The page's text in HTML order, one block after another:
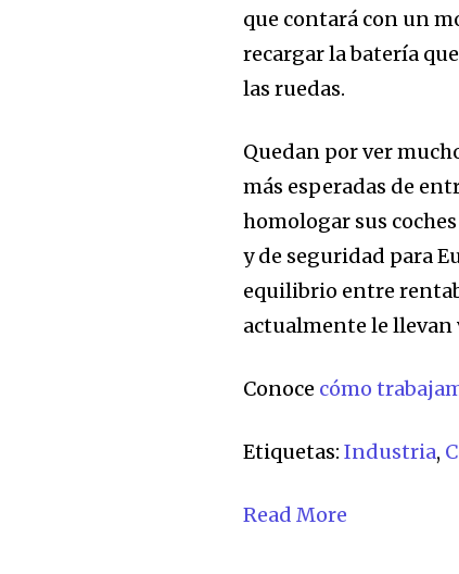
que contará con un
recargar la batería
las ruedas.
Quedan por ver
más esperadas de
homologar sus
y de seguridad para
equilibrio entre
actualmente le llevan
Conoce cómo
Etiquetas:Industria,
Read More